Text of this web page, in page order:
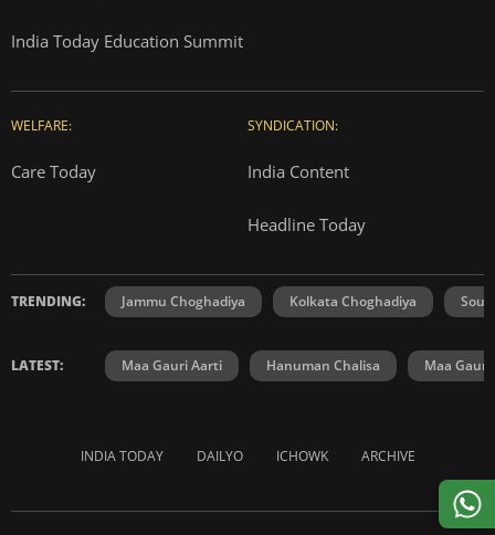
India Today Education Summit
WELFARE:
Care Today
SYNDICATION:
India Content
Headline Today
TRENDING: Jammu Choghadiya Kolkata Choghadiya
LATEST: Maa Gauri Aarti Hanuman Chalisa Maa Gauri
INDIA TODAY DAILYO ICHOWK ARCHIVE